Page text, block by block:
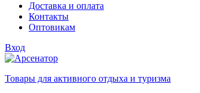
Доставка и оплата
Контакты
Оптовикам
Вход
Товары для активного отдыха и туризма